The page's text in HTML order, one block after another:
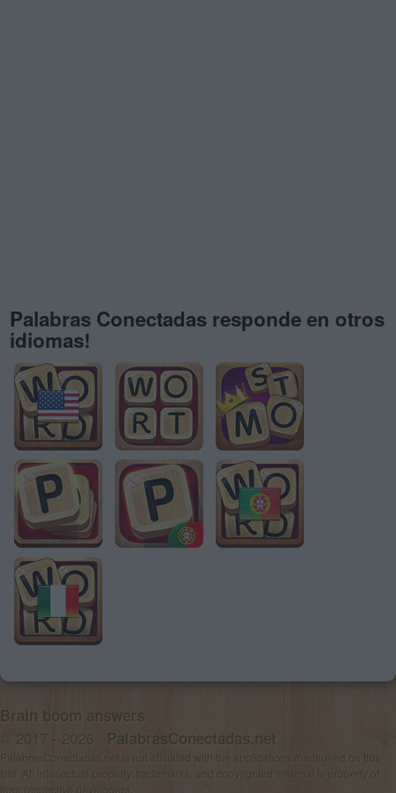
Palabras Conectadas responde en otros
idiomas!
Brain boom answers
© 2017 - 2026 · PalabrasConectadas.net
PalabrasConectadas.net is not affiliated with the applications mentioned on this
site. All intellectual property, trademarks, and copyrighted material is property of